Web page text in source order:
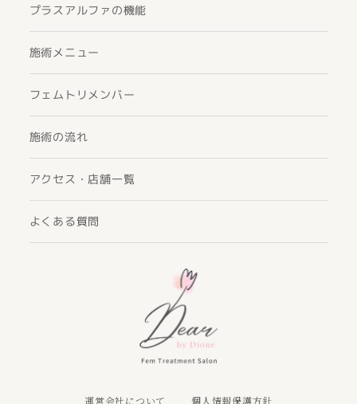
プラスアルファの機能
施術メニュー
フェムトリメンバー
施術の流れ
アクセス・店舗一覧
よくある質問
運営会社について 個人情報保護方針